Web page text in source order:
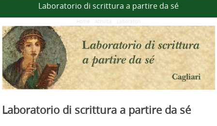
Laboratorio di scrittura a partire da sé
Home Attività Laboratori
Laboratorio di scrittura a partire da sé